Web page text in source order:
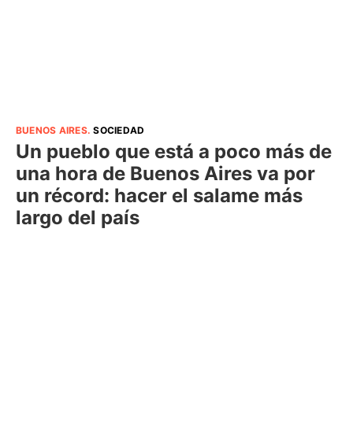
BUENOS AIRES.SOCIEDAD
Un pueblo que está a poco más de
una hora de Buenos Aires va por
un récord: hacer el salame más
largo del país